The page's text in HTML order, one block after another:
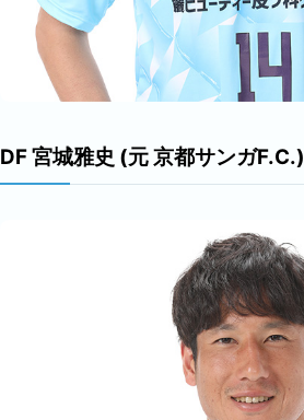
DF 宮城雅史 (元 京都サンガF.C.)